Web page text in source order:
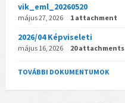
vik_eml_20260520
május 27, 2026 1 attachment
2026/04 Képviseleti
május 16, 2026 20 attachments
TOVÁBBI DOKUMENTUMOK